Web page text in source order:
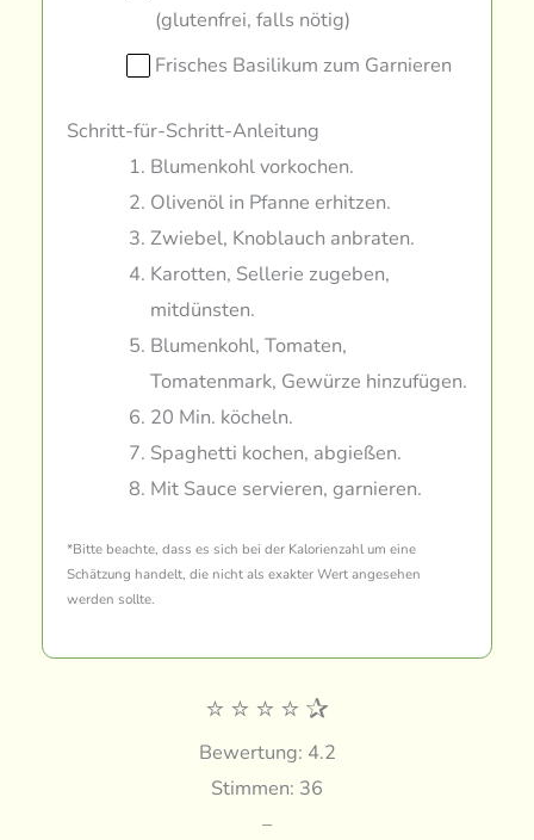
(glutenfrei, falls nötig)
Frisches Basilikum zum Garnieren
Schritt-für-Schritt-Anleitung
Blumenkohl vorkochen.
Olivenöl in Pfanne erhitzen.
Zwiebel, Knoblauch anbraten.
Karotten, Sellerie zugeben,
mitdünsten.
Blumenkohl, Tomaten,
Tomatenmark, Gewürze hinzufügen.
20 Min. köcheln.
Spaghetti kochen, abgießen.
Mit Sauce servieren, garnieren.
*Bitte beachte, dass es sich bei der Kalorienzahl um eine
Schätzung handelt, die nicht als exakter Wert angesehen
werden sollte.
⭐ ⭐ ⭐ ⭐ ✰
Bewertung: 4.2
Stimmen: 36
–